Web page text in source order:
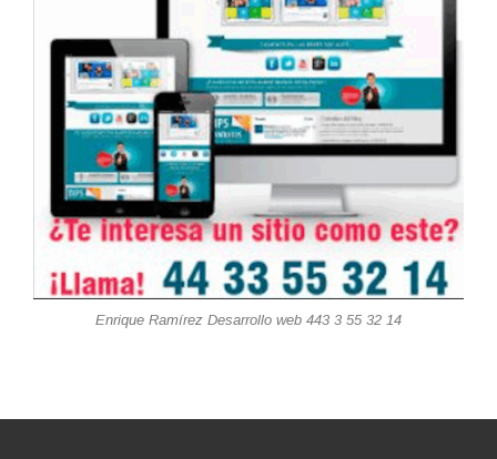
Enrique Ramírez Desarrollo web 443 3 55 32 14